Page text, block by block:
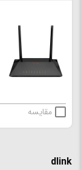
مقایسه
dlink